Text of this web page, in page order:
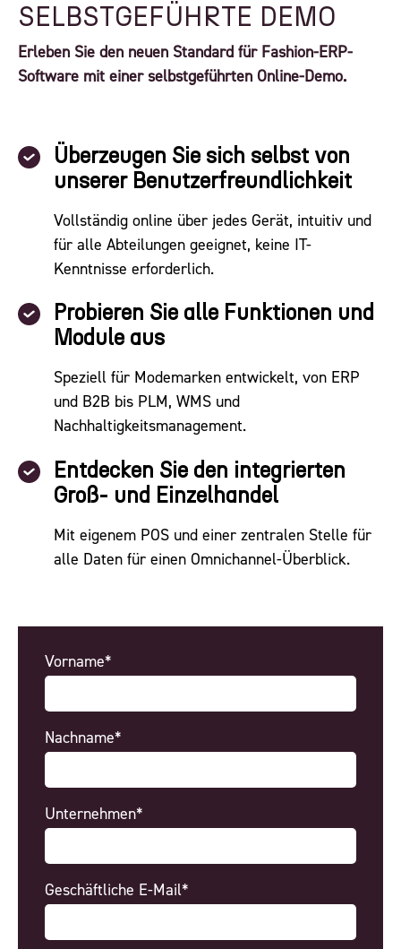
SELBSTGEFÜHRTE DEMO
Erleben Sie den neuen Standard für Fashion-ERP-
Software mit einer selbstgeführten Online-Demo.
Überzeugen Sie sich selbst von
unserer Benutzerfreundlichkeit
Vollständig online über jedes Gerät, intuitiv und
für alle Abteilungen geeignet, keine IT-
Kenntnisse erforderlich.
Probieren Sie alle Funktionen und
Module aus
Speziell für Modemarken entwickelt, von ERP
und B2B bis PLM, WMS und
Nachhaltigkeitsmanagement.
Entdecken Sie den integrierten
Groß- und Einzelhandel
Mit eigenem POS und einer zentralen Stelle für
alle Daten für einen Omnichannel-Überblick.
Vorname*
Nachname*
Unternehmen*
Geschäftliche E-Mail*